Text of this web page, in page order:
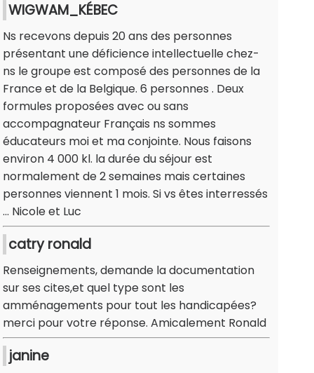
WIGWAM_KÉBEC
Ns recevons depuis 20 ans des personnes
présentant une déficience intellectuelle chez-
ns le groupe est composé des personnes de la
France et de la Belgique. 6 personnes . Deux
formules proposées avec ou sans
accompagnateur Français ns sommes
éducateurs moi et ma conjointe. Nous faisons
environ 4 000 kl. la durée du séjour est
normalement de 2 semaines mais certaines
personnes viennent 1 mois. Si vs êtes interressés
... Nicole et Luc
catry ronald
Renseignements, demande la documentation
sur ses cites,et quel type sont les
amménagements pour tout les handicapées?
merci pour votre réponse. Amicalement Ronald
janine